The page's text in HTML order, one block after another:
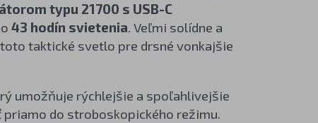
typu 21700 s USB-C
43 hodín svietenia. Veľmi solídne a
taktické svetlo pre drsné vonkajšie
umožňuje rýchlejšie a spoľahlivejšie
do stroboskopického režimu.